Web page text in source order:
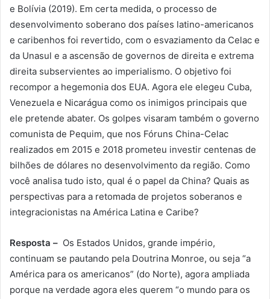
e Bolívia (2019). Em certa medida, o processo de
desenvolvimento soberano dos países latino-americanos
e caribenhos foi revertido, com o esvaziamento da Celac e
da Unasul e a ascensão de governos de direita e extrema
direita subservientes ao imperialismo. O objetivo foi
recompor a hegemonia dos EUA. Agora ele elegeu Cuba,
Venezuela e Nicarágua como os inimigos principais que
ele pretende abater. Os golpes visaram também o governo
comunista de Pequim, que nos Fóruns China-Celac
realizados em 2015 e 2018 prometeu investir centenas de
bilhões de dólares no desenvolvimento da região. Como
você analisa tudo isto, qual é o papel da China? Quais as
perspectivas para a retomada de projetos soberanos e
integracionistas na América Latina e Caribe?
Resposta – Os Estados Unidos, grande império,
continuam se pautando pela Doutrina Monroe, ou seja “a
América para os americanos” (do Norte), agora ampliada
porque na verdade agora eles querem “o mundo para os